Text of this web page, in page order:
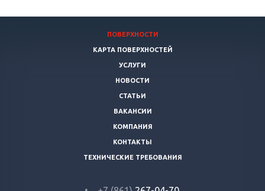
ПОВЕРХНОСТИ
КАРТА ПОВЕРХНОСТЕЙ
УСЛУГИ
НОВОСТИ
СТАТЬИ
ВАКАНСИИ
КОМПАНИЯ
КОНТАКТЫ
ТЕХНИЧЕСКИЕ ТРЕБОВАНИЯ